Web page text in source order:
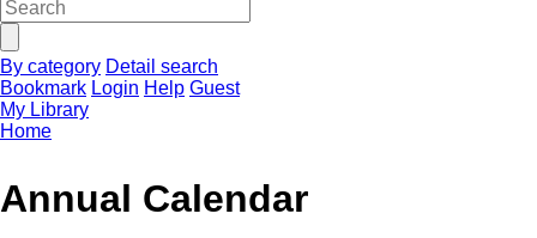
By category Detail search
Bookmark Login Help Guest
My Library
Home
Annual Calendar